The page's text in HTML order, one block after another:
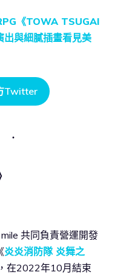
《TOWA TSUGAI
與細膩插畫看見美
Twitter
共同負責營運開發
炎炎消防隊 炎舞之
在2022年10月結束